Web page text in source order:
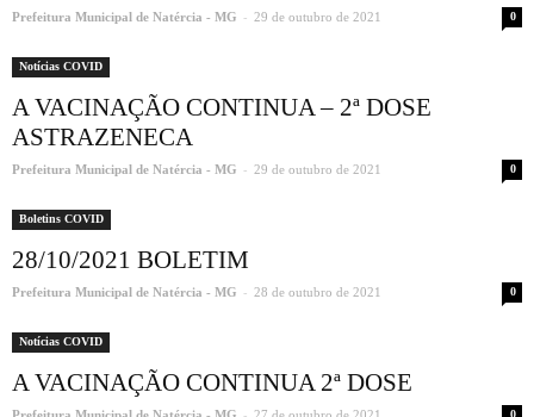
Prefeitura Municipal de Natércia - MG - 29 de outubro de 2021 0
Notícias COVID
A VACINAÇÃO CONTINUA – 2ª DOSE
ASTRAZENECA
Prefeitura Municipal de Natércia - MG - 29 de outubro de 2021 0
Boletins COVID
28/10/2021 BOLETIM
Prefeitura Municipal de Natércia - MG - 28 de outubro de 2021 0
Notícias COVID
A VACINAÇÃO CONTINUA 2ª DOSE
0